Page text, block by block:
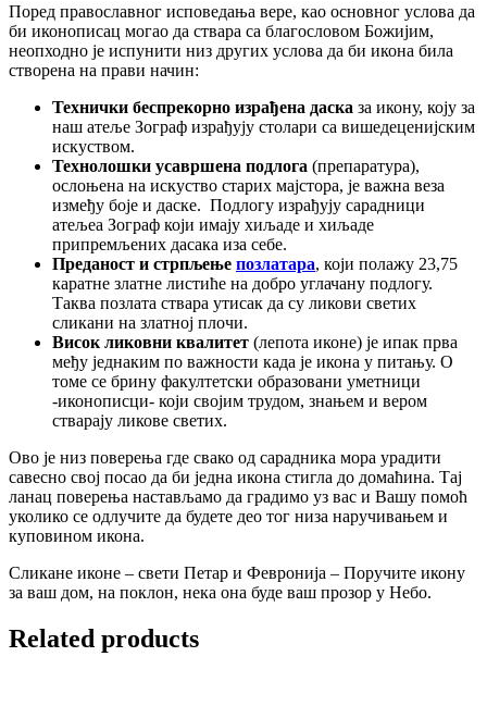
Поред православног исповедања вере, као основног услова да
би иконописац могао да ствара са благословом Божијим,
неопходно је испунити низ других услова да би икона била
створена на прави начин:
Технички беспрекорно израђена даска за икону, коју за
наш атеље Зограф израђују столари са вишедеценијским
искуством.
Технолошки усавршена подлога (препаратура),
ослоњена на искуство старих мајстора, је важна веза
између боје и даске. Подлогу израђују сарадници
атељеа Зограф који имају хиљаде и хиљаде
припремљених дасака иза себе.
Преданост и стрпљење позлатара, који полажу 23,75
каратне златне листиће на добро углачану подлогу.
Таква позлата ствара утисак да су ликови светих
сликани на златној плочи.
Висок ликовни квалитет (лепота иконе) је ипак прва
међу једнаким по важности када је икона у питању. О
томе се брину факултетски образовани уметници
-иконописци- који својим трудом, знањем и вером
стварају ликове светих.
Ово је низ поверења где свако од сарадника мора урадити
савесно свој посао да би једна икона стигла до домаћина. Тај
ланац поверења настављамо да градимо уз вас и Вашу помоћ
уколико се одлучите да будете део тог низа наручивањем и
куповином икона.
Сликане иконе – свети Петар и Февронија – Поручите икону
за ваш дом, на поклон, нека она буде ваш прозор у Небо.
Related products